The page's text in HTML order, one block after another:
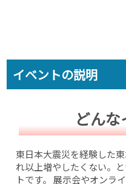
イベントの説明
どんな
東日本大震災を経験した
れ以上増やしたくない。
トです。 展示会やオンラ